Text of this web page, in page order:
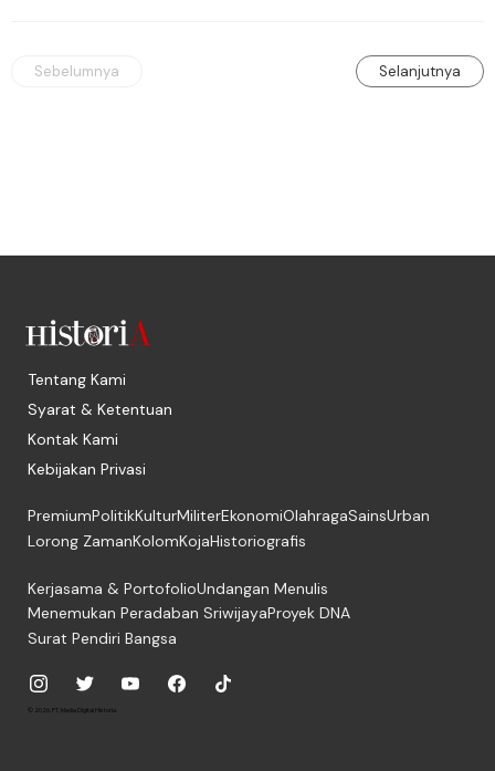
Sebelumnya Selanjutnya
Tentang Kami
Syarat & Ketentuan
Kontak Kami
Kebijakan Privasi
PremiumPolitikKulturMiliterEkonomiOlahragaSainsUrban
Lorong ZamanKolomKojaHistoriografis
Kerjasama & PortofolioUndangan Menulis
Menemukan Peradaban SriwijayaProyek DNA
Surat Pendiri Bangsa
© 2026, PT. Media Digital Historia.